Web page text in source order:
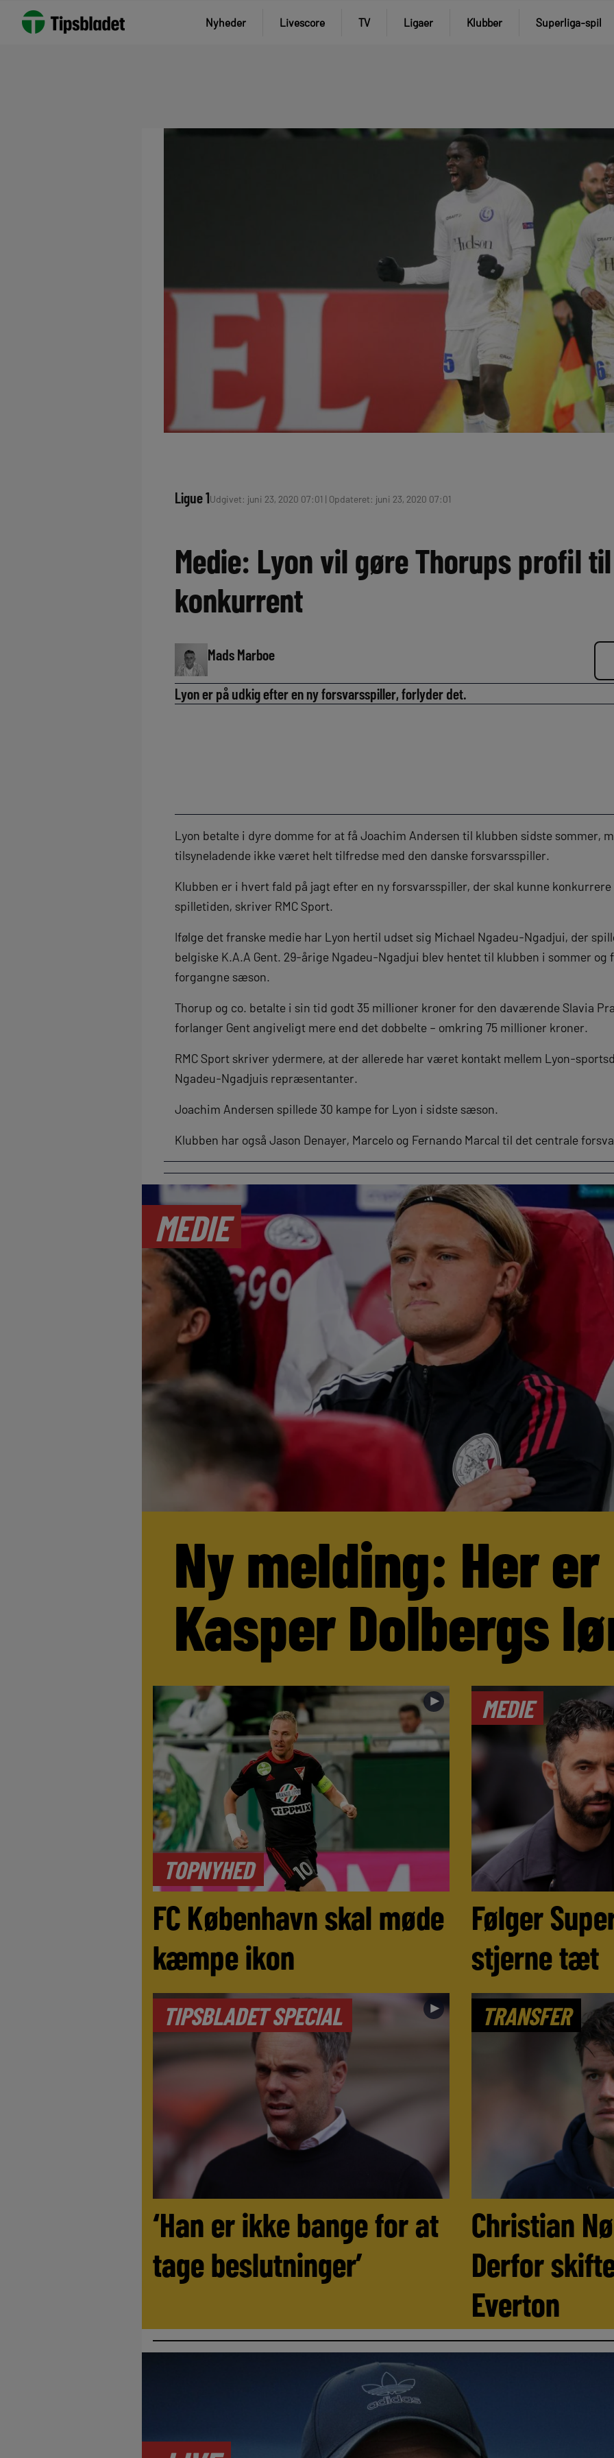
Nyheder Livescore TV Ligaer Klubber Superliga-spil
Ligue 1Udgivet: juni 23, 2020 07:01 | Opdateret: juni 23, 2020 07:01
Medie: Lyon vil gøre Thorups profil
konkurrent
Mads Marboe
Lyon er på udkig efter en ny forsvarsspiller, forlyder det.
Lyon betalte i dyre domme for at få Joachim Andersen til klubben sidste sommer,
tilsyneladende ikke været helt tilfredse med den danske forsvarsspiller.
Klubben er i hvert fald på jagt efter en ny forsvarsspiller, der skal kunne
spilletiden, skriver RMC Sport.
Ifølge det franske medie har Lyon hertil udset sig Michael Ngadeu-Ngadjui, der
belgiske K.A.A Gent. 29-årige Ngadeu-Ngadjui blev hentet til klubben i sommer
forgangne sæson.
Thorup og co. betalte i sin tid godt 35 millioner kroner for den daværende Slavia
forlanger Gent angiveligt mere end det dobbelte – omkring 75 millioner kroner.
RMC Sport skriver ydermere, at der allerede har været kontakt mellem Lyon-
Ngadeu-Ngadjuis repræsentanter.
Joachim Andersen spillede 30 kampe for Lyon i sidste sæson.
Klubben har også Jason Denayer, Marcelo og Fernando Marcal til det centrale
MEDIE
Ny melding: Her er
Kasper Dolbergs
TOPNYHED
►
FC København skal møde
kæmpe ikon
MEDIE
Følger
stjerne tæt
TIPSBLADET SPECIAL ►
‘Han er ikke bange for at
tage beslutninger’
TRANSFER
Christian
Derfor
Everton